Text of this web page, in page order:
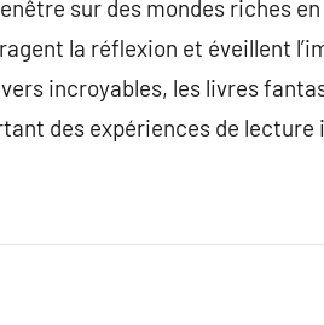
sur des mondes riches
la réflexion et éveillent
incroyables, les livres
des expériences de lecture